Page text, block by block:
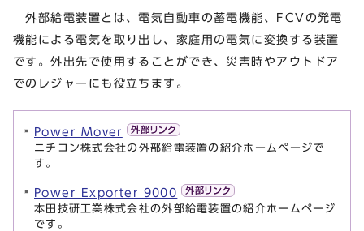
外部給電装置とは、電気自動車の蓄電機能、FCVの発電
機能による電気を取り出し、家庭用の電気に変換する装置
です。外出先で使用することができ、災害時やアウトドア
でのレジャーにも役立ちます。
Power Mover
ニチコン株式会社の外部給電装置の紹介ホームページで
す。
Power Exporter 9000
本田技研工業株式会社の外部給電装置の紹介ホームページ
です。